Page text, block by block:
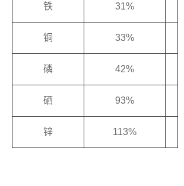
铁 31%
铜 33%
磷 42%
硒 93%
锌 113%